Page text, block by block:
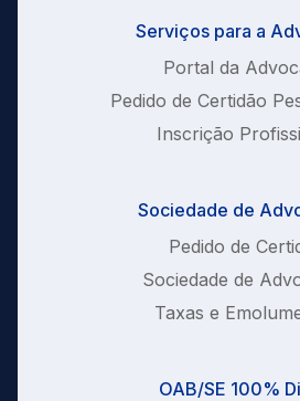
Serviços para a
Portal da
Pedido de Certidão
Inscrição
Sociedade de
Pedido de
Sociedade de
Taxas e
OAB/SE 100%